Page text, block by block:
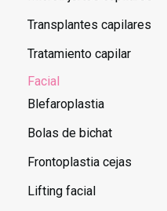
Transplantes capilares
Tratamiento capilar
Facial
Blefaroplastia
Bolas de bichat
Frontoplastia cejas
Lifting facial